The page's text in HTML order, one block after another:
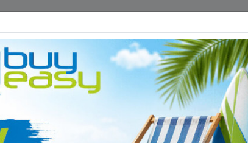
Αγαπημένα
ΕΙΔΗ CAMPING Επικοινωνία